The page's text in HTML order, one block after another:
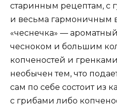
старинным рецептам, с
и весьма гармоничным
«чеснечка» —
чесноком и большим
копченостей и
необычен тем, что
сам по себе состоит из
с грибами либо